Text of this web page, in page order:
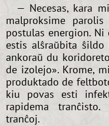
— Necesas, kara
malproksime
postulas energion.
estis alŝraŭbita
ankoraŭ du
de izolejo». Krome,
produktado de
kiu povas esti
rapidema
tranĉoj.